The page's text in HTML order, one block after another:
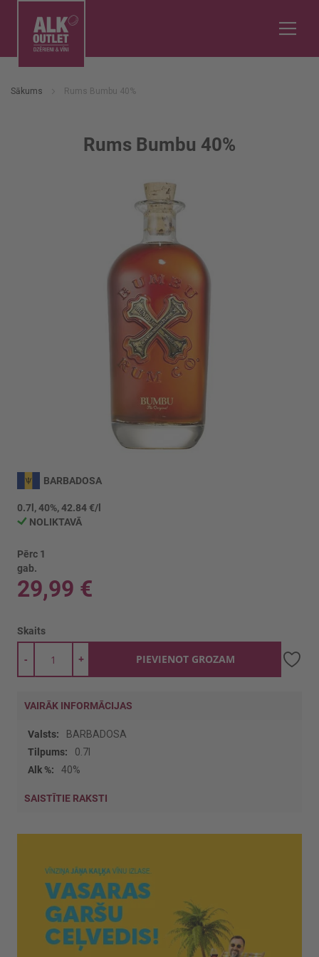
Sākums Rums Bumbu 40%
Rums Bumbu 40%
uz
galerijas
sākumu
BARBADOSA
0.7l, 40%, 42.84 €/l
NOLIKTAVĀ
Pērc 1
gab.
29,99 €
Skaits
+
- PIEVIENOT GROZAM
VAIRĀK INFORMĀCIJAS
Vairāk
informācijas
BARBADOSA
0.7l
40%
SAISTĪTIE RAKSTI